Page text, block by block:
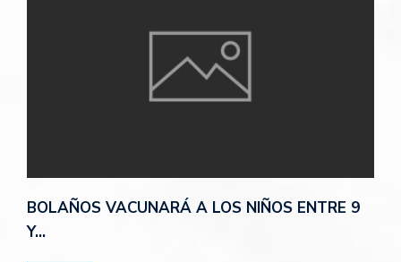
BOLAÑOS VACUNARÁ A LOS NIÑOS ENTRE 9
Y…